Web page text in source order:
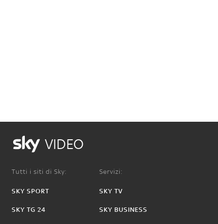
VIDEO
Tutti i siti di Sky:
SKY SPORT
SKY TG 24
Servizi:
SKY TV
SKY BUSINESS